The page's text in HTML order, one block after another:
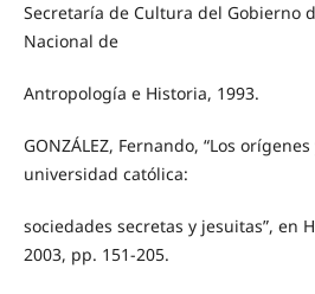
Secretaría de Cultura del Gobierno
Nacional de
Antropología e Historia, 1993.
GONZÁLEZ, Fernando, “Los
universidad católica:
sociedades secretas y jesuitas”, en
2003, pp. 151-205.